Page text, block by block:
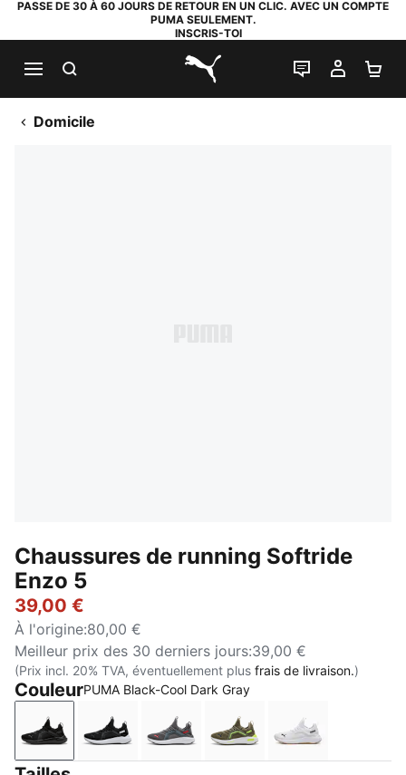
PASSE DE 30 À 60 JOURS DE RETOUR EN UN CLIC. AVEC UN COMPTE
PUMA SEULEMENT.
INSCRIS-TOI
PUMA.com
LIVE CHAT
MON
Domicile
Chaussures de running Softride
Enzo 5
39,00 €
À l'origine:80,00 €
Meilleur prix des 30 derniers jours:39,00 €
(Prix incl. 20% TVA, éventuellement plus frais de livraison.)
CouleurPUMA Black-Cool Dark Gray
PUMA Black-Cool Dark Gray
PUMA Black-PUMA White
Cool Dark Gray-For All Time Red-
Loden Green-Yellow
PUMA White-